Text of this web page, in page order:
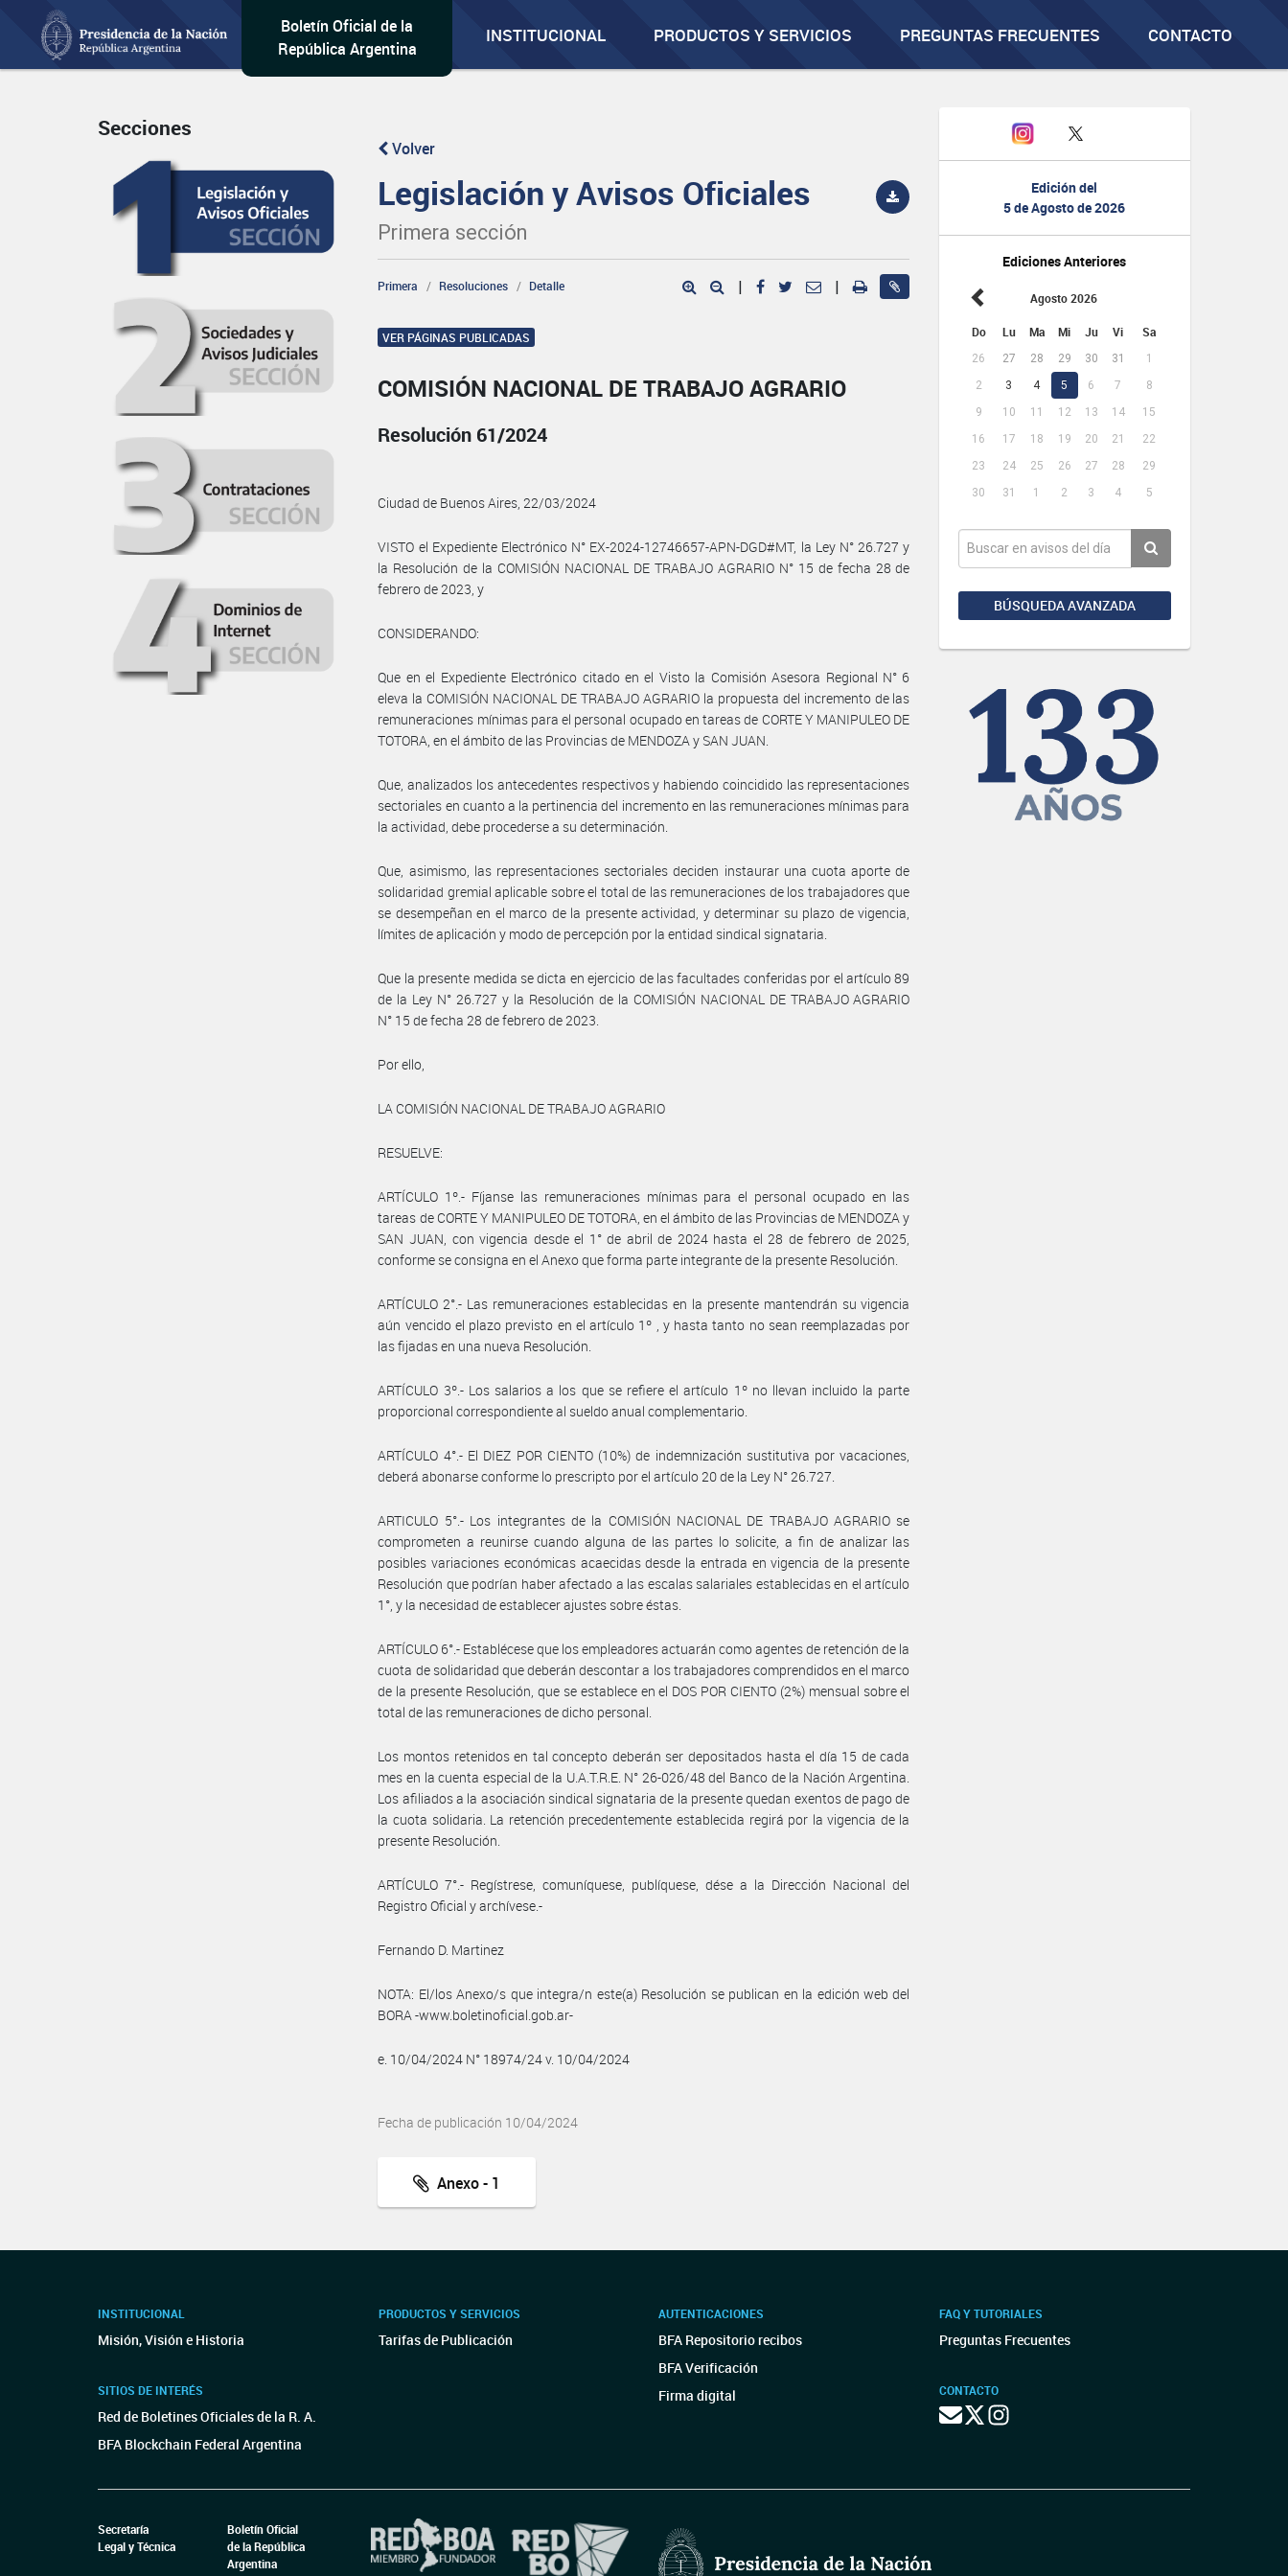
Boletín Oficial de la
República Argentina
INSTITUCIONAL PRODUCTOS Y SERVICIOS PREGUNTAS FRECUENTES CONTACTO
Edición del
5 de Agosto de 2026
Ediciones Anteriores
Agosto 2026
Do Lu Ma Mi Ju Vi Sa
26 27 28 29 30 31
1
2
3 4 5 6 7
8
9
10 11 12 13 14
15
16
17 18 19 20 21
22
23
24 25 26 27 28
29
30
31 1 2 3 4 5
BÚSQUEDA AVANZADA
Secciones
Volver
Legislación y Avisos Oficiales
Primera sección
Primera Resoluciones Detalle | |
VER PÁGINAS PUBLICADAS
COMISIÓN NACIONAL DE TRABAJO AGRARIO
Resolución 61/2024
Ciudad de Buenos Aires, 22/03/2024
VISTO el Expediente Electrónico N° EX-2024-12746657-APN-DGD#MT, la Ley N° 26.727 y
la Resolución de la COMISIÓN NACIONAL DE TRABAJO AGRARIO N° 15 de fecha 28 de
febrero de 2023, y
CONSIDERANDO:
Que en el Expediente Electrónico citado en el Visto la Comisión Asesora Regional N° 6
eleva la COMISIÓN NACIONAL DE TRABAJO AGRARIO la propuesta del incremento de las
remuneraciones mínimas para el personal ocupado en tareas de CORTE Y MANIPULEO DE
TOTORA, en el ámbito de las Provincias de MENDOZA y SAN JUAN.
Que, analizados los antecedentes respectivos y habiendo coincidido las representaciones
sectoriales en cuanto a la pertinencia del incremento en las remuneraciones mínimas para
la actividad, debe procederse a su determinación.
Que, asimismo, las representaciones sectoriales deciden instaurar una cuota aporte de
solidaridad gremial aplicable sobre el total de las remuneraciones de los trabajadores que
se desempeñan en el marco de la presente actividad, y determinar su plazo de vigencia,
límites de aplicación y modo de percepción por la entidad sindical signataria.
Que la presente medida se dicta en ejercicio de las facultades conferidas por el artículo 89
de la Ley N° 26.727 y la Resolución de la COMISIÓN NACIONAL DE TRABAJO AGRARIO
N° 15 de fecha 28 de febrero de 2023.
Por ello,
LA COMISIÓN NACIONAL DE TRABAJO AGRARIO
RESUELVE:
ARTÍCULO 1º.- Fíjanse las remuneraciones mínimas para el personal ocupado en las
tareas de CORTE Y MANIPULEO DE TOTORA, en el ámbito de las Provincias de MENDOZA y
SAN JUAN, con vigencia desde el 1° de abril de 2024 hasta el 28 de febrero de 2025,
conforme se consigna en el Anexo que forma parte integrante de la presente Resolución.
ARTÍCULO 2°.- Las remuneraciones establecidas en la presente mantendrán su vigencia
aún vencido el plazo previsto en el artículo 1º , y hasta tanto no sean reemplazadas por
las fijadas en una nueva Resolución.
ARTÍCULO 3º.- Los salarios a los que se refiere el artículo 1º no llevan incluido la parte
proporcional correspondiente al sueldo anual complementario.
ARTÍCULO 4°.- El DIEZ POR CIENTO (10%) de indemnización sustitutiva por vacaciones,
deberá abonarse conforme lo prescripto por el artículo 20 de la Ley N° 26.727.
ARTICULO 5°.- Los integrantes de la COMISIÓN NACIONAL DE TRABAJO AGRARIO se
comprometen a reunirse cuando alguna de las partes lo solicite, a fin de analizar las
posibles variaciones económicas acaecidas desde la entrada en vigencia de la presente
Resolución que podrían haber afectado a las escalas salariales establecidas en el artículo
1°, y la necesidad de establecer ajustes sobre éstas.
ARTÍCULO 6°.- Establécese que los empleadores actuarán como agentes de retención de la
cuota de solidaridad que deberán descontar a los trabajadores comprendidos en el marco
de la presente Resolución, que se establece en el DOS POR CIENTO (2%) mensual sobre el
total de las remuneraciones de dicho personal.
Los montos retenidos en tal concepto deberán ser depositados hasta el día 15 de cada
mes en la cuenta especial de la U.A.T.R.E. N° 26-026/48 del Banco de la Nación Argentina.
Los afiliados a la asociación sindical signataria de la presente quedan exentos de pago de
la cuota solidaria. La retención precedentemente establecida regirá por la vigencia de la
presente Resolución.
ARTÍCULO 7°.- Regístrese, comuníquese, publíquese, dése a la Dirección Nacional del
Registro Oficial y archívese.-
Fernando D. Martinez
NOTA: El/los Anexo/s que integra/n este(a) Resolución se publican en la edición web del
BORA -www.boletinoficial.gob.ar-
e. 10/04/2024 N° 18974/24 v. 10/04/2024
Fecha de publicación 10/04/2024
Anexo - 1
INSTITUCIONAL
Misión, Visión e Historia
SITIOS DE INTERÉS
Red de Boletines Oficiales de la R. A.
BFA Blockchain Federal Argentina
PRODUCTOS Y SERVICIOS
Tarifas de Publicación
AUTENTICACIONES
BFA Repositorio recibos
BFA Verificación
Firma digital
FAQ Y TUTORIALES
Preguntas Frecuentes
CONTACTO
Secretaría
Legal y Técnica
Boletín Oficial
de la República
Argentina